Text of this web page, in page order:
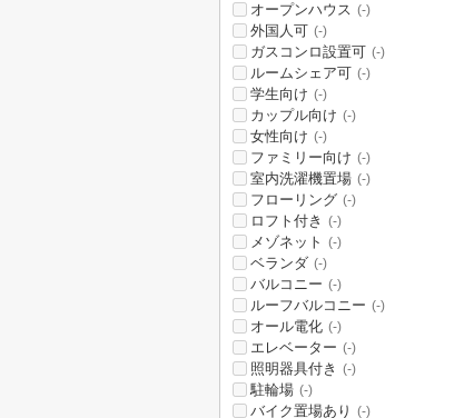
オープンハウス (-)
外国人可 (-)
ガスコンロ設置可 (-)
ルームシェア可 (-)
学生向け (-)
カップル向け (-)
女性向け (-)
ファミリー向け (-)
室内洗濯機置場 (-)
フローリング (-)
ロフト付き (-)
メゾネット (-)
ベランダ (-)
バルコニー (-)
ルーフバルコニー (-)
オール電化 (-)
エレベーター (-)
照明器具付き (-)
駐輪場 (-)
バイク置場あり (-)